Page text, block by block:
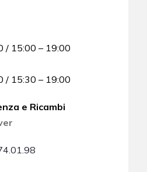
/ 15:00 – 19:00
/ 15:30 – 19:00
e Ricambi